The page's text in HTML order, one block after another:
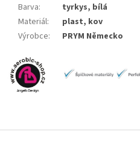
Barva:
tyrkys, bílá
Materiál:
plast, kov
Výrobce: PRYM Německo